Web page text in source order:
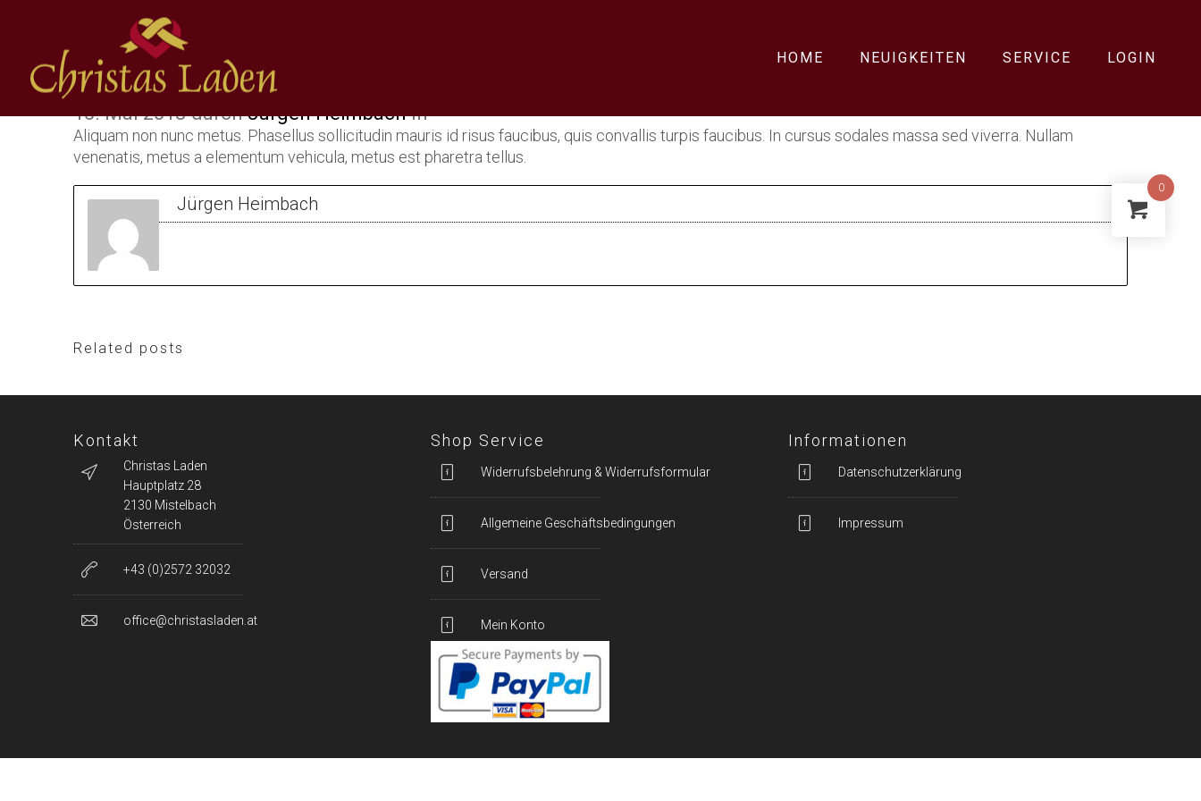
HOME NEUIGKEITEN SERVICE LOGIN
Dynamic
15. Mai 2018 durch Jürgen Heimbach in
Aliquam non nunc metus. Phasellus sollicitudin mauris id risus faucibus, quis convallis turpis faucibus. In cursus sodales massa sed viverra. Nullam
venenatis, metus a elementum vehicula, metus est pharetra tellus.
Jürgen Heimbach
Related posts
Kontakt
Christas Laden
Hauptplatz 28
2130 Mistelbach
Österreich
+43 (0)2572 32032
office@christasladen.at
Shop Service
Widerrufsbelehrung & Widerrufsformular
Allgemeine Geschäftsbedingungen
Versand
Mein Konto
Informationen
Datenschutzerklärung
Impressum
0